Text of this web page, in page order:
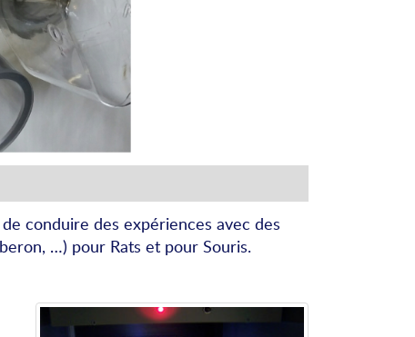
conduire des expériences avec des
…) pour Rats et pour Souris.